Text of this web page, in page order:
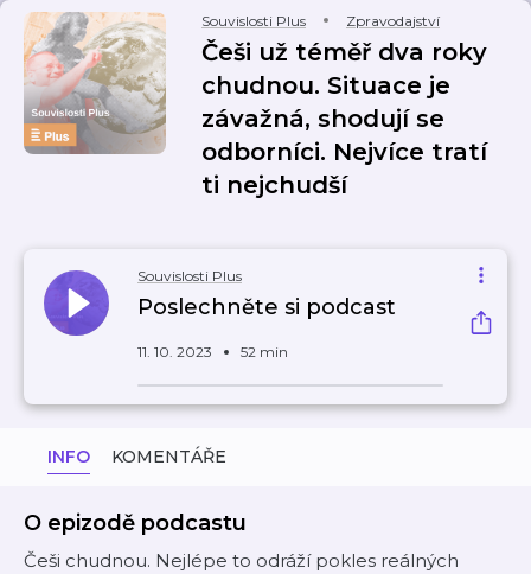
Souvislosti Plus Zpravodajství
Češi už téměř dva roky
chudnou. Situace je
závažná, shodují se
odborníci. Nejvíce tratí
ti nejchudší
Souvislosti Plus
Poslechněte si podcast
11. 10. 2023 52 min
INFO KOMENTÁŘE
O epizodě podcastu
Češi chudnou. Nejlépe to odráží pokles reálných